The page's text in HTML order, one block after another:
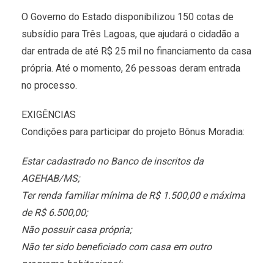
O Governo do Estado disponibilizou 150 cotas de
subsídio para Três Lagoas, que ajudará o cidadão a
dar entrada de até R$ 25 mil no financiamento da casa
própria. Até o momento, 26 pessoas deram entrada
no processo.
EXIGÊNCIAS
Condições para participar do projeto Bônus Moradia:
Estar cadastrado no Banco de inscritos da
AGEHAB/MS;
Ter renda familiar mínima de R$ 1.500,00 e máxima
de R$ 6.500,00;
Não possuir casa própria;
Não ter sido beneficiado com casa em outro